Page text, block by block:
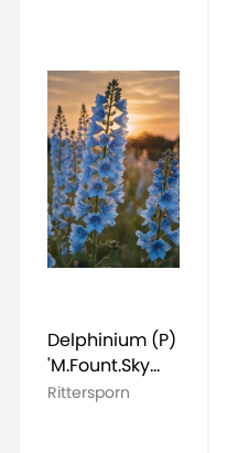
Delphinium (P)
'M.Fount.Sky
Blue'
Rittersporn